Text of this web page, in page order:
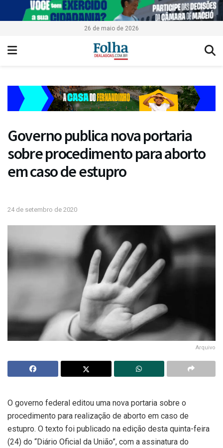
26 de maio de 2026
Governo publica nova portaria
sobre procedimento para aborto
em caso de estupro
24 de setembro de 2020
Arquivo
O governo federal editou uma nova portaria sobre o
procedimento para realização de aborto em caso de
estupro. O texto foi publicado na edição desta quinta-feira
(24) do “Diário Oficial da União”, com a assinatura do